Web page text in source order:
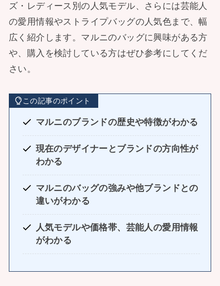
ズ・レディース別の人気モデル、さらには芸能人
の愛用情報やストライプバッグの人気色まで、幅
広く紹介します。マルニのバッグに興味がある方
や、購入を検討している方はぜひ参考にしてくだ
さい。
この記事のポイント
マルニのブランドの歴史や特徴がわかる
現在のデザイナーとブランドの方向性が
わかる
マルニのバッグの強みや他ブランドとの
違いがわかる
人気モデルや価格帯、芸能人の愛用情報
がわかる